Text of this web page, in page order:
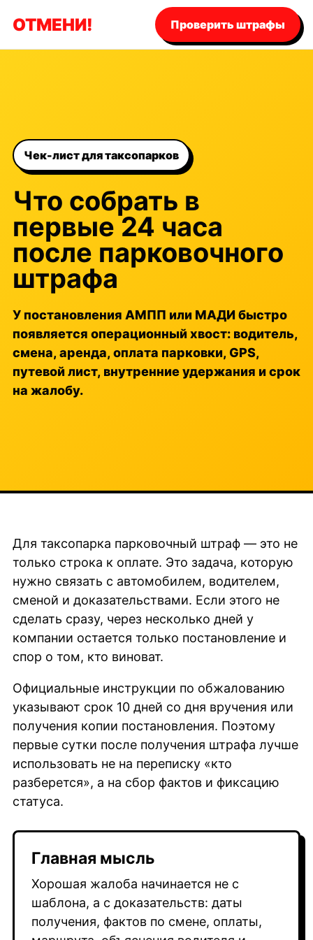
ОТМЕНИ! Проверить штрафы
Чек-лист для таксопарков
Что собрать в
первые 24 часа
после парковочного
штрафа
У постановления АМПП или МАДИ быстро
появляется операционный хвост: водитель,
смена, аренда, оплата парковки, GPS,
путевой лист, внутренние удержания и срок
на жалобу.
Для таксопарка парковочный штраф — это не
только строка к оплате. Это задача, которую
нужно связать с автомобилем, водителем,
сменой и доказательствами. Если этого не
сделать сразу, через несколько дней у
компании остается только постановление и
спор о том, кто виноват.
Официальные инструкции по обжалованию
указывают срок 10 дней со дня вручения или
получения копии постановления. Поэтому
первые сутки после получения штрафа лучше
использовать не на переписку «кто
разберется», а на сбор фактов и фиксацию
статуса.
Главная мысль
Хорошая жалоба начинается не с
шаблона, а с доказательств: даты
получения, фактов по смене, оплаты,